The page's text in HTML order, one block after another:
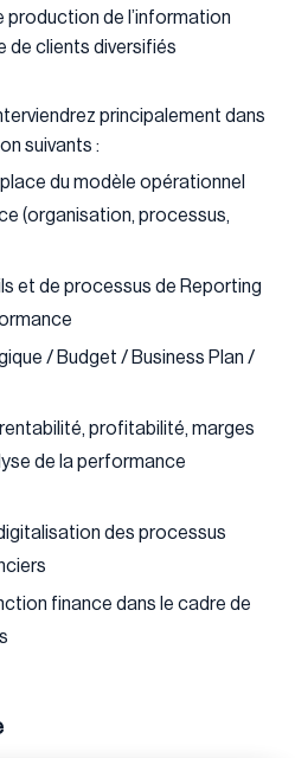
production de l’information
de clients diversifiés
principalement dans
suivants :
du modèle opérationnel
(organisation, processus,
et de processus de Reporting
/ Budget / Business Plan /
profitabilité, marges
de la performance
des processus
finance dans le cadre de